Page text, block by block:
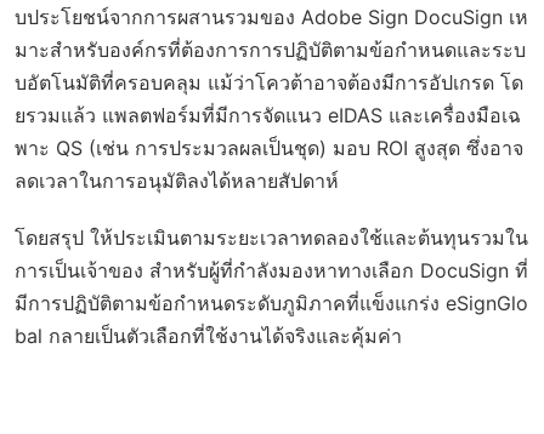
บประโยชน์จากการผสานรวมของ Adobe Sign DocuSign เห
มาะสำหรับองค์กรที่ต้องการการปฏิบัติตามข้อกำหนดและระบ
บอัตโนมัติที่ครอบคลุม แม้ว่าโควต้าอาจต้องมีการอัปเกรด โด
ยรวมแล้ว แพลตฟอร์มที่มีการจัดแนว eIDAS และเครื่องมือเฉ
พาะ QS (เช่น การประมวลผลเป็นชุด) มอบ ROI สูงสุด ซึ่งอาจ
ลดเวลาในการอนุมัติลงได้หลายสัปดาห์
โดยสรุป ให้ประเมินตามระยะเวลาทดลองใช้และต้นทุนรวมใน
การเป็นเจ้าของ สำหรับผู้ที่กำลังมองหาทางเลือก DocuSign ที่
มีการปฏิบัติตามข้อกำหนดระดับภูมิภาคที่แข็งแกร่ง eSignGlo
bal กลายเป็นตัวเลือกที่ใช้งานได้จริงและคุ้มค่า